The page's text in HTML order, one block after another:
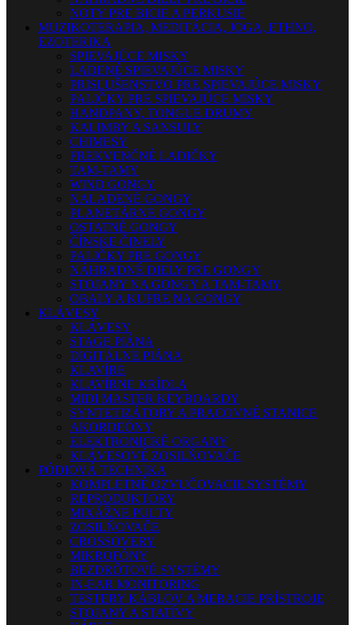
NOTY PRE BICIE A PERKUSIE
MUZIKOTERAPIA, MEDITÁCIA, JOGA, ETHNO,
EZOTERIKA
SPIEVAJÚCE MISKY
LADENÉ SPIEVAJÚCE MISKY
PRISLUŠENSTVO PRE SPIEVAJÚCE MISKY
PALIČKY PRE SPIEVAJÚCE MISKY
HANDPANY, TONGUE DRUMY
KALIMBY A SANSULY
CHIMESY
FREKVENČNÉ LADIČKY
TAM-TAMY
WIND GONGY
NALADENÉ GONGY
PLANETÁRNE GONGY
OSTATNÉ GONGY
ČÍNSKE ČINELY
PALIČKY PRE GONGY
NÁHRADNÉ DIELY PRE GONGY
STOJANY NA GONGY A TAM-TAMY
OBALY A KUFRE NA GONGY
KLÁVESY
KLÁVESY
STAGE PIÁNA
DIGITÁLNE PIÁNA
KLAVÍRE
KLAVÍRNE KRÍDLA
MIDI MASTER KEYBOARDY
SYNTETIZÁTORY A PRACOVNÉ STANICE
AKORDEÓNY
ELEKTRONICKÉ ORGANY
KLÁVESOVÉ ZOSILŇOVAČE
PÓDIOVÁ TECHNIKA
KOMPLETNÉ OZVUČOVACIE SYSTÉMY
REPRODUKTORY
MIXÁŽNE PULTY
ZOSILŇOVAČE
CROSSOVERY
MIKROFÓNY
BEZDRÔTOVÉ SYSTÉMY
IN-EAR MONITORING
TESTERY KÁBLOV A MERACIE PRÍSTROJE
STOJANY A STATÍVY